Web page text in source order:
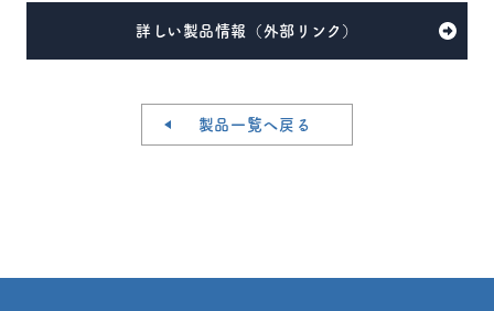
詳しい製品情報（外部リンク）
製品一覧へ戻る